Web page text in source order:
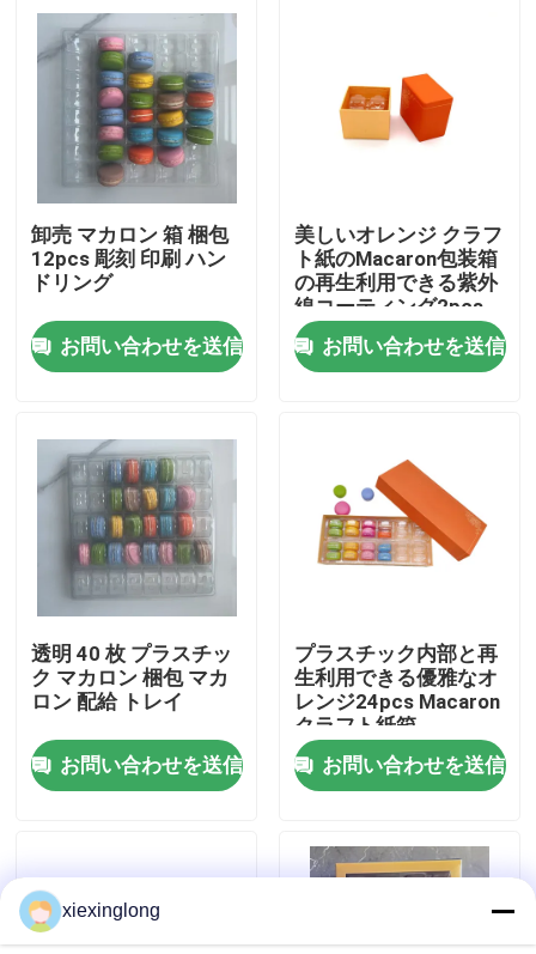
家へ
製品
わたしたち に つい て
工場 ツアー
品質管理
連絡 ください
ニュース
EPS EPPフーム
卸売 マカロン 箱 梱包
12pcs 彫刻 印刷 ハン
ドリング
お問い合わせを送信
美しいオレンジ クラフ
ト紙のMacaron包装箱
の再生利用できる紫外
線コーティング2pcs
お問い合わせを送信
透明 40 枚 プラスチッ
ク マカロン 梱包 マカ
ロン 配給 トレイ
お問い合わせを送信
プラスチック内部と再
生利用できる優雅なオ
レンジ24pcs Macaron
クラフト紙箱
お問い合わせを送信
xiexinglong